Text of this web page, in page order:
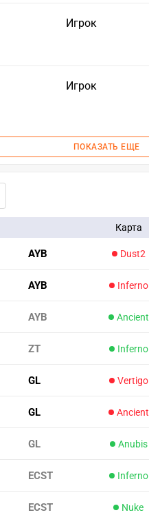
Игрок
Игрок
ПОКАЗАТЬ ЕЩЕ
Карта
AYB Dust2
AYB Inferno
AYB Ancient
ZT Inferno
GL Vertigo
GL Ancient
GL Anubis
ECST Inferno
ECST Nuke